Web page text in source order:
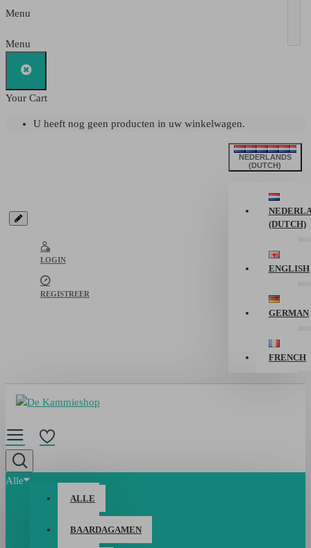
Menu
Menu
Your Cart
U heeft nog geen producten in uw winkelwagen.
LOGIN
REGISTREER
NEDERLANDS
(DUTCH)
(DUTCH)
ENGLISH
GERMAN
FRENCH
Alle
ALLE
BAARDAGAMEN